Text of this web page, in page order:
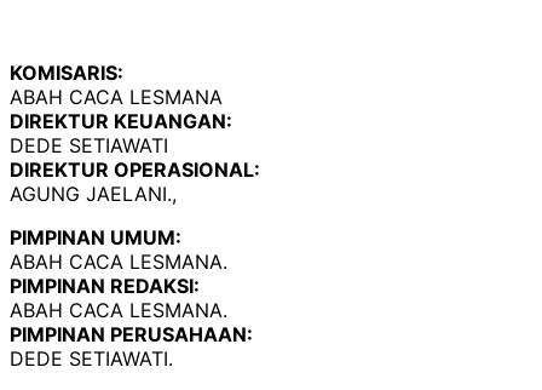
KOMISARIS:
ABAH CACA LESMANA
DIREKTUR KEUANGAN:
DEDE SETIAWATI
DIREKTUR OPERASIONAL:
AGUNG JAELANI.,
PIMPINAN UMUM:
ABAH CACA LESMANA.
PIMPINAN REDAKSI:
ABAH CACA LESMANA.
PIMPINAN PERUSAHAAN:
DEDE SETIAWATI.